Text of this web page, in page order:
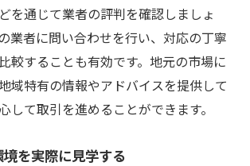
を通じて業者の評判を確認しましょ
業者に問い合わせを行い、対応の丁寧
較することも有効です。地元の市場に
域特有の情報やアドバイスを提供して
して取引を進めることができます。
を実際に見学する